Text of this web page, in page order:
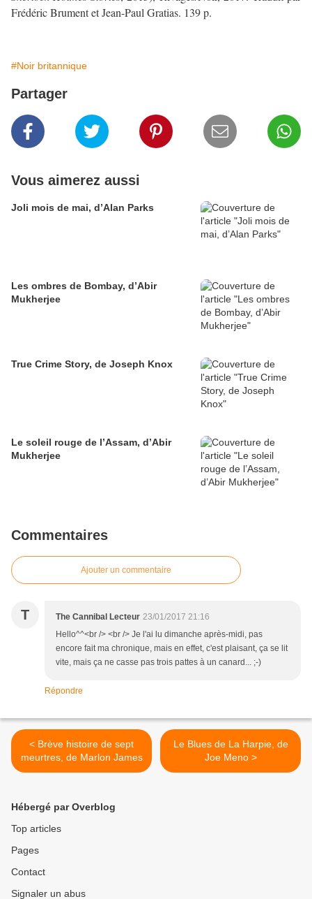
Frédéric Brument et Jean-Paul Gratias. 139 p.
#Noir britannique
Partager
Vous aimerez aussi
Joli mois de mai, d’Alan Parks
Les ombres de Bombay, d’Abir
Mukherjee
True Crime Story, de Joseph Knox
Le soleil rouge de l’Assam, d’Abir
Mukherjee
Commentaires
Ajouter un commentaire
T The Cannibal Lecteur 23/01/2017 21:16
Hello^^<br /> <br /> Je l'ai lu dimanche après-midi, pas
encore fait ma chronique, mais en effet, c'est plaisant, ça se lit
vite, mais ça ne casse pas trois pattes à un canard... ;-)
Répondre
< Brève histoire de sept
meurtres, de Marlon James
Le Blues de La Harpie, de
Joe Meno >
Hébergé par Overblog
Top articles
Pages
Contact
Signaler un abus